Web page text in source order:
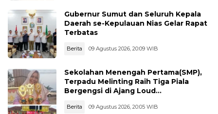
Gubernur Sumut dan Seluruh Kepala
Daerah se-Kepulauan Nias Gelar Rapat
Terbatas
Berita 09 Agustus 2026, 20:09 WIB
Sekolahan Menengah Pertama(SMP),
Terpadu Melinting Raih Tiga Piala
Bergengsi di Ajang Loud
Berita 09 Agustus 2026, 20:05 WIB